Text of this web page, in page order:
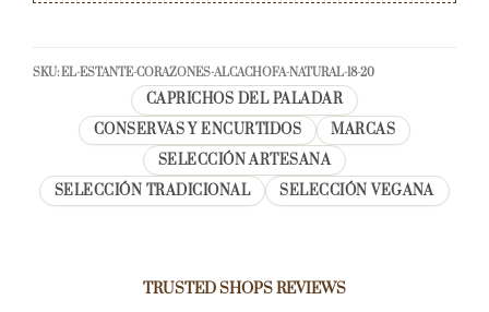
SKU:EL-ESTANTE-CORAZONES-ALCACHOFA-NATURAL-18-20
CAPRICHOS DEL PALADAR
CONSERVAS Y ENCURTIDOS
MARCAS
SELECCIÓN ARTESANA
SELECCIÓN TRADICIONAL
SELECCIÓN VEGANA
TRUSTED SHOPS REVIEWS